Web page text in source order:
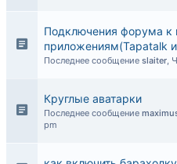
Подключения форума
приложениям(Tapatalk
Последнее сообщение slaiter,
Круглые аватарки
Последнее сообщение
pm